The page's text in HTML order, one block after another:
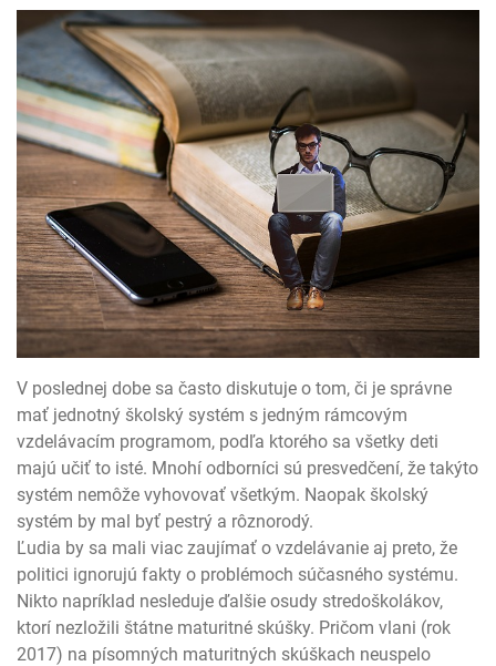
V poslednej dobe sa často diskutuje o tom, či je správne
mať jednotný školský systém s jedným rámcovým
vzdelávacím programom, podľa ktorého sa všetky deti
majú učiť to isté. Mnohí odborníci sú presvedčení, že takýto
systém nemôže vyhovovať všetkým. Naopak školský
systém by mal byť pestrý a rôznorodý.
Ľudia by sa mali viac zaujímať o vzdelávanie aj preto, že
politici ignorujú fakty o problémoch súčasného systému.
Nikto napríklad nesleduje ďalšie osudy stredoškolákov,
ktorí nezložili štátne maturitné skúšky. Pričom vlani (rok
2017) na písomných maturitných skúškach neuspelo